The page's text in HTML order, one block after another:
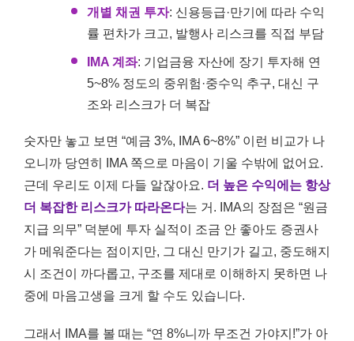
개별 채권 투자: 신용등급·만기에 따라 수익
률 편차가 크고, 발행사 리스크를 직접 부담
IMA 계좌: 기업금융 자산에 장기 투자해 연
5~8% 정도의 중위험·중수익 추구, 대신 구
조와 리스크가 더 복잡
숫자만 놓고 보면 “예금 3%, IMA 6~8%” 이런 비교가 나
오니까 당연히 IMA 쪽으로 마음이 기울 수밖에 없어요.
근데 우리도 이제 다들 알잖아요. 더 높은 수익에는 항상
더 복잡한 리스크가 따라온다는 거. IMA의 장점은 “원금
지급 의무” 덕분에 투자 실적이 조금 안 좋아도 증권사
가 메워준다는 점이지만, 그 대신 만기가 길고, 중도해지
시 조건이 까다롭고, 구조를 제대로 이해하지 못하면 나
중에 마음고생을 크게 할 수도 있습니다.
그래서 IMA를 볼 때는 “연 8%니까 무조건 가야지!”가 아